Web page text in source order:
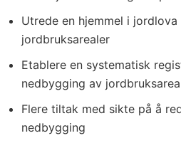
Utrede en hjemmel i
jordbruksarealer
Etablere en systematisk
nedbygging av
Flere tiltak med sikte på å
nedbygging